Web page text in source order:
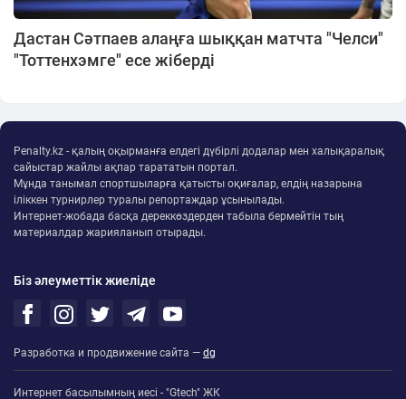
Дастан Сәтпаев алаңға шыққан матчта "Челси"
"Тоттенхэмге" есе жіберді
Penalty.kz - қалың оқырманға елдегі дүбірлі додалар мен халықаралық
сайыстар жайлы ақпар тарататын портал.
Мұнда танымал спортшыларға қатысты оқиғалар, елдің назарына
іліккен турнирлер туралы репортаждар ұсынылады.
Интернет-жобада басқа дереккөздерден табыла бермейтін тың
материалдар жарияланып отырады.
Біз әлеуметтік жиеліде
Разработка и продвижение сайта — dg
Интернет басылымның иесі - "Gtech" ЖК